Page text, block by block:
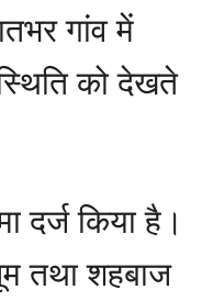
गांव में
को देखते
दर्ज किया है।
तथा शहबाज